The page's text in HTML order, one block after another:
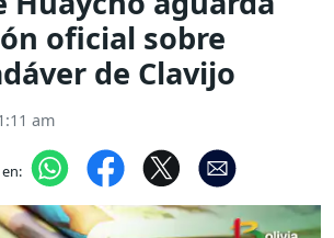
oficial sobre
de Clavijo
am